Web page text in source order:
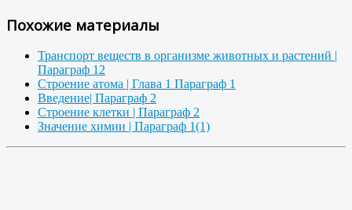
Похожие материалы
Транспорт веществ в организме животных и растений |
Параграф 12
Строение атома | Глава 1 Параграф 1
Введение| Параграф 2
Строение клетки | Параграф 2
Значение химии | Параграф 1(1)